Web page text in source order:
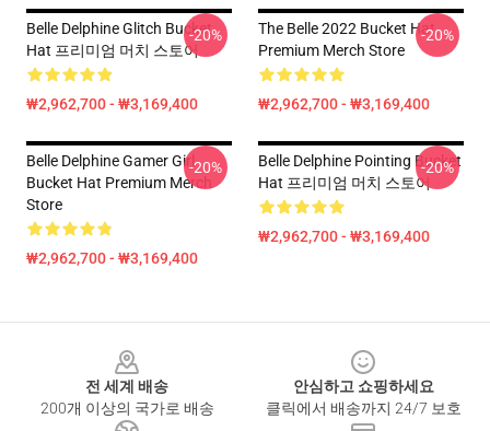
Belle Delphine Glitch Bucket
Hat 프리미엄 머치 스토어
₩2,962,700 - ₩3,169,400
-20%
The Belle 2022 Bucket Hat
Premium Merch Store
₩2,962,700 - ₩3,169,400
-20%
Belle Delphine Gamer Girl
Bucket Hat Premium Merch
Store
₩2,962,700 - ₩3,169,400
-20%
Belle Delphine Pointing Bucket
Hat 프리미엄 머치 스토어
₩2,962,700 - ₩3,169,400
-20%
전 세계 배송
200개 이상의 국가로 배송
안심하고 쇼핑하세요
클릭에서 배송까지 24/7 보호